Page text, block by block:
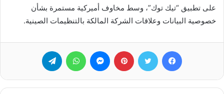
على تطبيق “تيك توك”، وسط مخاوف أميركية مستمرة بشأن
خصوصية البيانات وعلاقات الشركة المالكة بالتنظيمات الصينية.
فيسبوك تويتر بينتيريست ماسنجر واتساب